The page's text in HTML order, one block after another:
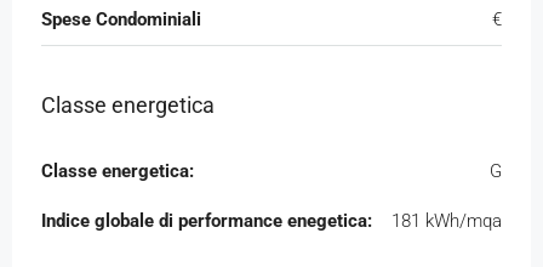
Spese Condominiali €
Classe energetica
Classe energetica: G
Indice globale di performance enegetica: 181 kWh/mqa